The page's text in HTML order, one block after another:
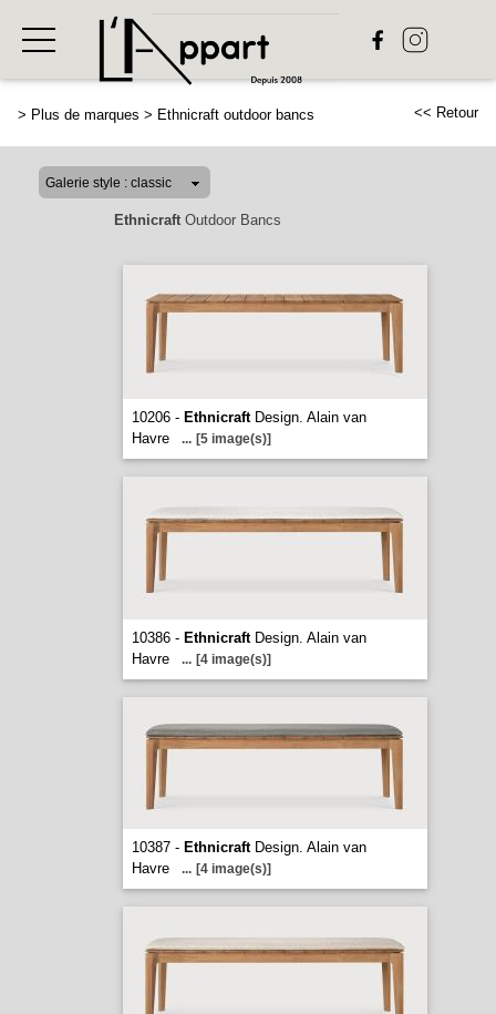
> Plus de marques > Ethnicraft outdoor bancs << Retour
EthnicraftOutdoor Bancs
10206 - EthnicraftDesign. Alain van
Havre
... [5 image(s)]
10386 - EthnicraftDesign. Alain van
Havre
... [4 image(s)]
10387 - EthnicraftDesign. Alain van
Havre
... [4 image(s)]